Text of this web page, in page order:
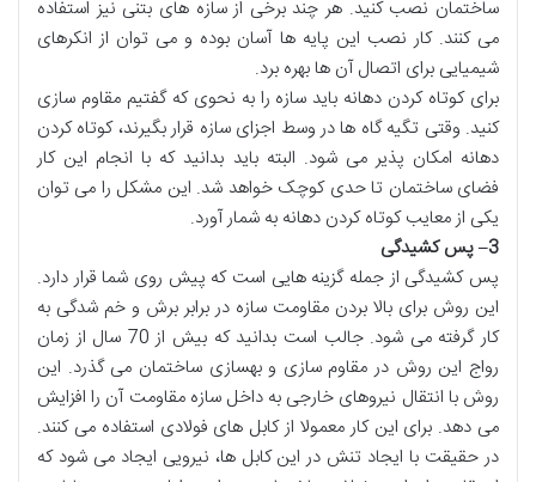
ساختمان نصب کنید. هر چند برخی از سازه های بتنی نیز استفاده
می کنند. کار نصب این پایه ها آسان بوده و می توان از انکرهای
شیمیایی برای اتصال آن ها بهره برد.
برای کوتاه کردن دهانه باید سازه را به نحوی که گفتیم مقاوم سازی
کنید. وقتی تگیه گاه ها در وسط اجزای سازه قرار بگیرند، کوتاه کردن
دهانه امکان پذیر می شود. البته باید بدانید که با انجام این کار
فضای ساختمان تا حدی کوچک خواهد شد. این مشکل را می توان
یکی از معایب کوتاه کردن دهانه به شمار آورد.
3
–پس کشیدگی
پس کشیدگی از جمله گزینه هایی است که پیش روی شما قرار دارد.
این روش برای بالا بردن مقاومت سازه در برابر برش و خم شدگی به
کار گرفته می شود. جالب است بدانید که بیش از 70 سال از زمان
رواج این روش در مقاوم سازی و بهسازی ساختمان می گذرد. این
روش با انتقال نیروهای خارجی به داخل سازه مقاومت آن را افزایش
می دهد. برای این کار معمولا از کابل های فولادی استفاده می کنند.
در حقیقت با ایجاد تنش در این کابل ها، نیرویی ایجاد می شود که